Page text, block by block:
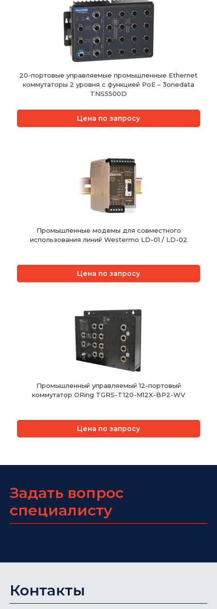
20-портовые управляемые промышленные Ethernet
коммутаторы 2 уровня с функцией PoE – 3onedata
TNS5500D
Цена по запросу
Промышленные модемы для совместного
использования линий Westermo LD-01 / LD-02
Цена по запросу
Промышленный управляемый 12-портовый
коммутатор ORing TGRS-T120-M12X-BP2-WV
Цена по запросу
Задать вопрос
специалисту
Контакты